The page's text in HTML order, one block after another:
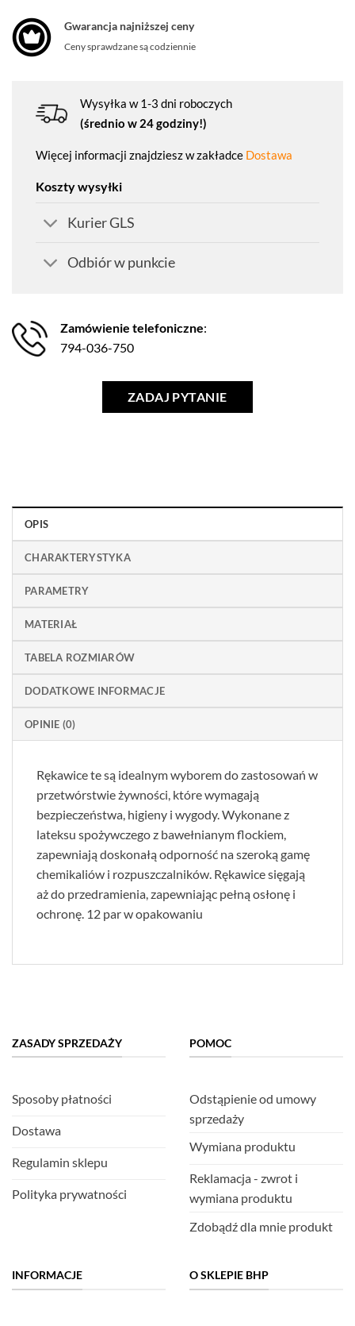
Gwarancja najniższej ceny
Ceny sprawdzane są codziennie
Wysyłka w 1-3 dni roboczych
(średnio w 24 godziny!)
Więcej informacji znajdziesz w zakładce Dostawa
Koszty wysyłki
Kurier GLS
Odbiór w punkcie
Zamówienie telefoniczne:
794-036-750
ZADAJ PYTANIE
OPIS
CHARAKTERYSTYKA
PARAMETRY
MATERIAŁ
TABELA ROZMIARÓW
DODATKOWE INFORMACJE
OPINIE (0)
Rękawice te są idealnym wyborem do zastosowań w
przetwórstwie żywności, które wymagają
bezpieczeństwa, higieny i wygody. Wykonane z
lateksu spożywczego z bawełnianym flockiem,
zapewniają doskonałą odporność na szeroką gamę
chemikaliów i rozpuszczalników. Rękawice sięgają
aż do przedramienia, zapewniając pełną osłonę i
ochronę. 12 par w opakowaniu
ZASADY SPRZEDAŻY
Sposoby płatności
Dostawa
Regulamin sklepu
Polityka prywatności
POMOC
Odstąpienie od umowy
sprzedaży
Wymiana produktu
Reklamacja - zwrot i
wymiana produktu
Zdobądź dla mnie produkt
INFORMACJE O SKLEPIE BHP